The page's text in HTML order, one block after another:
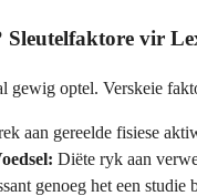
vir
gewig optel. Verskeie
aan gereelde fisiese
Diëte ryk aan
genoeg het een